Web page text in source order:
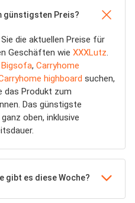
günstigsten Preis?
die aktuellen Preise für
Geschäften wie XXXLutz.
, Carryhome
highboard suchen,
das Produkt zum
Das günstigste
oben, inklusive
gibt es diese Woche?